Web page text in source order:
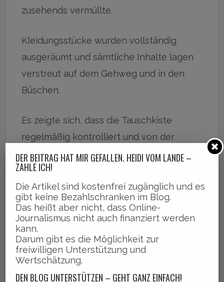
zusehends vermüllte.
Kleidungsstücke wurden vollständig
ausgeräumt und sämtliche Inhalte lagen
verstreut auf dem Gehweg und in den
Büschen.
Es zeigte sich, dass die Tauschkiste
regelmäßig kontrolliert und von der
Stadtreinigung geleert werden musste.
Doch die weigerte sich irgendwann, die
Müllberge und Lumpen mit Schaufeln
kostenlos zu beseitigen.
Das endgültige Aus für das soziale
Projekt Tauschkiste.
DER BEITRAG HAT MIR GEFALLEN. HEIDI VOM LANDE –
ZAHLE ICH!
Die Artikel sind kostenfrei zugänglich und es
gibt keine Bezahlschranken im Blog.
Das heißt aber nicht, dass Online-
Journalismus nicht auch finanziert werden
kann.
Darum gibt es die Möglichkeit zur
freiwilligen Unterstützung und
Wertschätzung.
DEN BLOG UNTERSTÜTZEN – GEHT GANZ EINFACH!